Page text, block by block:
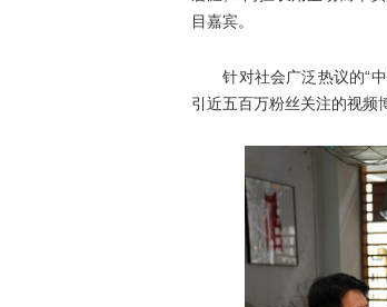
目嘉宾。
针对社会广泛热议的“中
引近五百万粉丝关注的视频